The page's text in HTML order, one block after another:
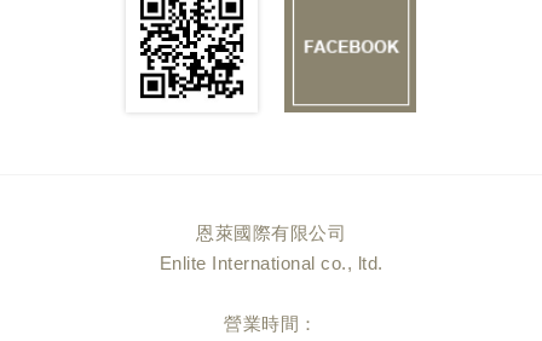
恩萊國際有限公司
Enlite International co., ltd.
營業時間：